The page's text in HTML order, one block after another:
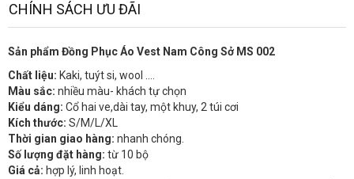
CHÍNH SÁCH ƯU ĐÃI
Sản phẩm Đồng Phục Áo Vest Nam Công Sở MS 002
Chất liệu: Kaki, tuýt si, wool ….
Màu sắc: nhiều màu- khách tự chọn
Kiểu dáng: Cổ hai ve,dài tay, một khuy, 2 túi cơi
Kích thước: S/M/L/XL
Thời gian giao hàng: nhanh chóng.
Số lượng đặt hàng: từ 10 bộ
Giá cả: hợp lý, linh hoạt.